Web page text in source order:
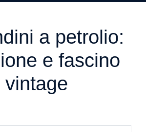
a petrolio:
e fascino
vintage